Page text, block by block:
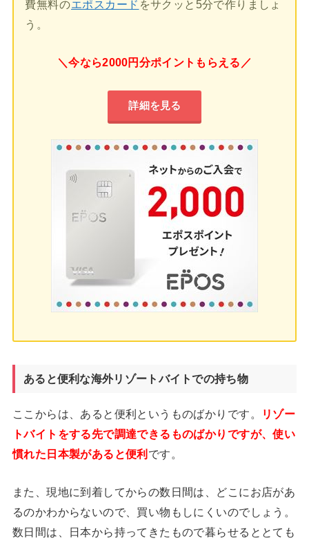
費無料のエポスカード をサクッと5分で作りましょ
う。
＼今なら2000円分ポイントもらえる／
詳細を見る
あると便利な海外リゾートバイトでの持ち物
ここからは、あると便利というものばかりです。
リゾー
トバイトをする先で調達できるものばかりですが、使い
慣れた日本製があると便利 です。
また、現地に到着してからの数日間は、どこにお店があ
るのかわからないので、買い物もしにくいのでしょう。
数日間は、日本から持ってきたもので暮らせるととても